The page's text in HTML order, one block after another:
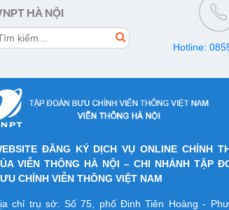
HÀ NỘI
Hotline:
ĐĂNG KÝ DỊCH VỤ ONLINE CHÍNH
VIỄN THÔNG HÀ NỘI – CHI NHÁNH TẬP
CHÍNH VIỄN THÔNG VIỆT NAM
chỉ trụ sở: Số 75, phố Đinh Tiên Hoàng -